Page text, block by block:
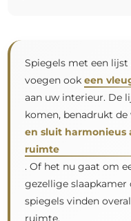
Spiegels met een
voegen ook een
aan uw interieur. De
komen, benadrukt
en sluit harmonieus
ruimte
. Of het nu gaat om
gezellige slaapkamer
spiegels vinden
ruimte.